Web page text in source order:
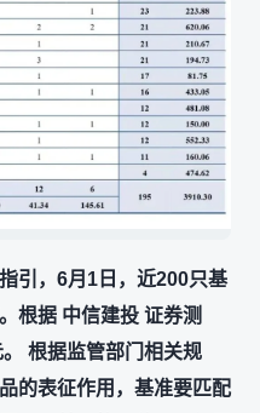
引，6月1日，近200只基
根据 中信建投 证券测
根据监管部门相关规
的表征作用，基准要匹配